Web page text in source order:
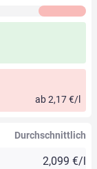
ab 2,17 €/l
Durchschnittlich
2,099 €/l